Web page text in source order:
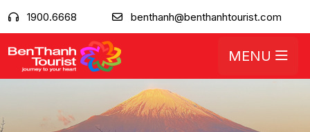
1900.6668 benthanh@benthanhtourist.com
MENU